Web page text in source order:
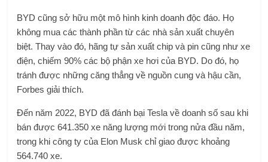
BYD cũng sở hữu một mô hình kinh doanh độc đáo. Họ
không mua các thành phần từ các nhà sản xuất chuyên
biệt. Thay vào đó, hãng tự sản xuất chip và pin cũng như xe
điện, chiếm 90% các bộ phận xe hơi của BYD. Do đó, họ
tránh được những căng thẳng về nguồn cung và hậu cần,
Forbes giải thích.
Đến năm 2022, BYD đã đánh bại Tesla về doanh số sau khi
bán được 641.350 xe năng lượng mới trong nửa đầu năm,
trong khi công ty của Elon Musk chỉ giao được khoảng
564.740 xe.